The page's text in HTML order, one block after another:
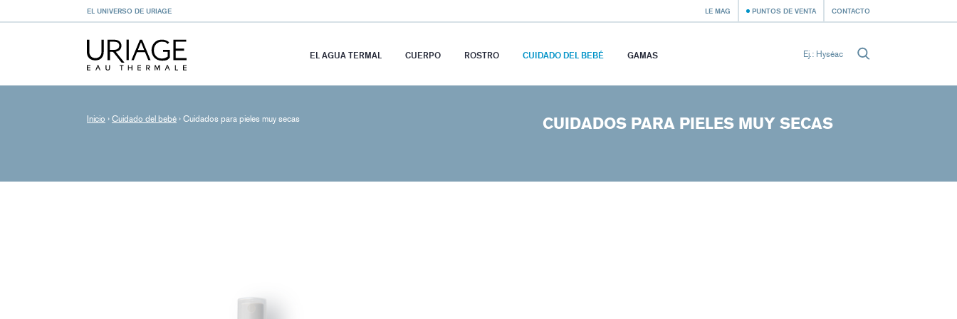
EL UNIVERSO DE URIAGE LE MAG PUNTOS DE VENTA CONTACTO
EL AGUA TERMAL CUERPO ROSTRO CUIDADO DEL BEBÉ GAMAS
Inicio › Cuidado del bebé › Cuidados para pieles muy secas CUIDADOS PARA PIELES MUY SECAS